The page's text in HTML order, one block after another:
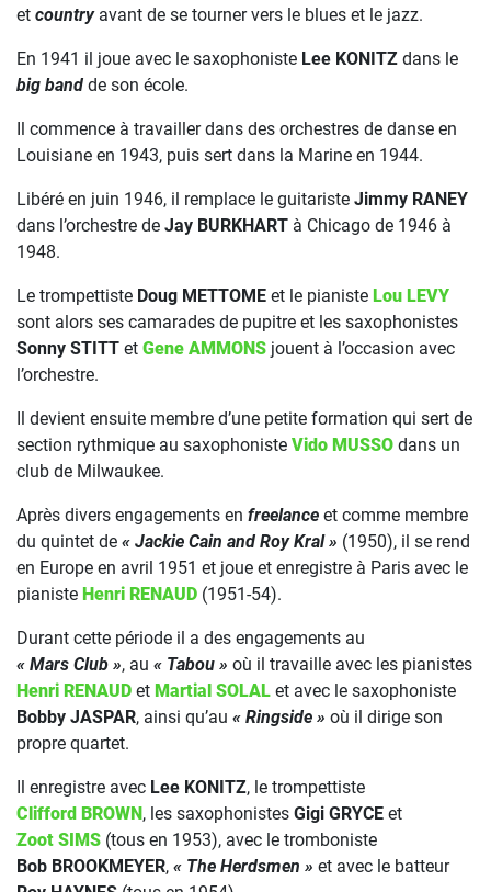
et countryavant de se tourner vers le blues et le jazz.
En 1941 il joue avec le saxophoniste Lee KONITZ dans le
big band de son école.
Il commence à travailler dans des orchestres de danse en
Louisiane en 1943, puis sert dans la Marine en 1944.
Libéré en juin 1946, il remplace le guitariste Jimmy RANEY
dans l’orchestre de Jay BURKHART à Chicago de 1946 à
1948.
Le trompettiste Doug METTOME et le pianiste Lou LEVY
sont alors ses camarades de pupitre et les saxophonistes
Sonny STITT et Gene AMMONS jouent à l’occasion avec
l’orchestre.
Il devient ensuite membre d’une petite formation qui sert de
section rythmique au saxophoniste Vido MUSSO dans un
club de Milwaukee.
Après divers engagements en freelance et comme membre
du quintet de « Jackie Cain and Roy Kral » (1950), il se rend
en Europe en avril 1951 et joue et enregistre à Paris avec le
pianiste Henri RENAUD (1951-54).
Durant cette période il a des engagements au
« Mars Club », au « Tabou » où il travaille avec les pianistes
Henri RENAUD et Martial SOLAL et avec le saxophoniste
Bobby JASPAR, ainsi qu’au « Ringside » où il dirige son
propre quartet.
Il enregistre avec Lee KONITZ, le trompettiste
Clifford BROWN, les saxophonistes Gigi GRYCE et
Zoot SIMS (tous en 1953), avec le tromboniste
Bob BROOKMEYER, « The Herdsmen » et avec le batteur